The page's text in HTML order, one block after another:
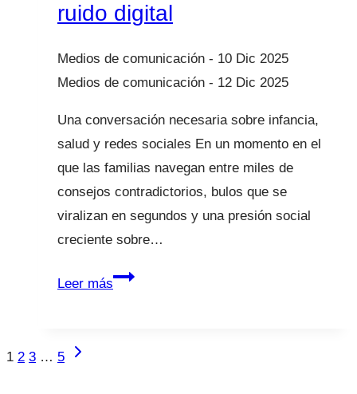
ruido digital
10 Dic 2025
12 Dic 2025
Una conversación necesaria sobre infancia,
salud y redes sociales En un momento en el
que las familias navegan entre miles de
consejos contradictorios, bulos que se
viralizan en segundos y una presión social
creciente sobre…
Leer másSalud
Navegación
1 2 3 … 5
Siguiente